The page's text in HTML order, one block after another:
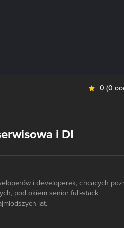
0 (0
i DI
i developerek, chcacych
pod okiem senior full-stack
lat.